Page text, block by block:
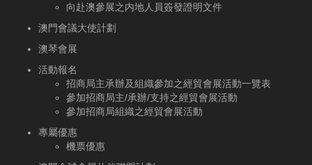
向赴澳參展之内地人員簽發證明文件
澳門會議大使計劃
澳琴會展
活動報名
招商局主承辦及組織參加之經貿會展活動一覽表
參加招商局主/承辦/支持之經貿會展活動
參加招商局組織之經貿會展活動
專屬優惠
機票優惠